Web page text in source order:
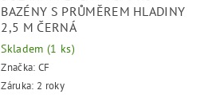
BAZÉNY S PRŮMĚREM HLADINY
2,5 M ČERNÁ
Skladem (1 ks)
Značka: CF
Záruka: 2 roky